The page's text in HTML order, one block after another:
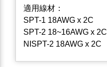
適用線材：
SPT-1 18AWG x 2C
SPT-2 18~16AWG x 2C
NISPT-2 18AWG x 2C